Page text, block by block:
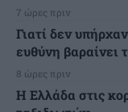
7 ώρες πριν
Γιατί δεν
ευθύνη βαραίνει
8 ώρες πριν
Η Ελλάδα στις